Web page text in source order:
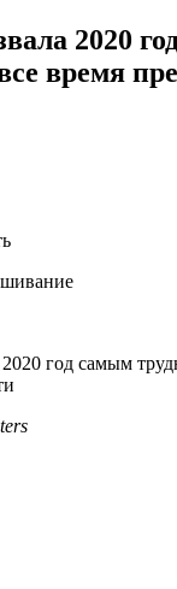
2020
время